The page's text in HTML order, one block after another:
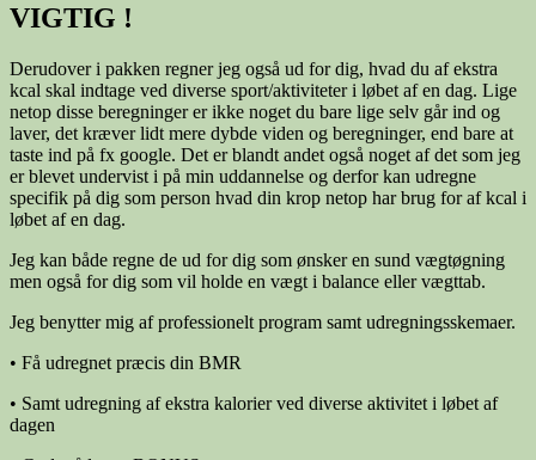
VIGTIG !
Derudover i pakken regner jeg også ud for dig, hvad du af ekstra
kcal skal indtage ved diverse sport/aktiviteter i løbet af en dag. Lige
netop disse beregninger er ikke noget du bare lige selv går ind og
laver, det kræver lidt mere dybde viden og beregninger, end bare at
taste ind på fx google. Det er blandt andet også noget af det som jeg
er blevet undervist i på min uddannelse og derfor kan udregne
specifik på dig som person hvad din krop netop har brug for af kcal i
løbet af en dag.
Jeg kan både regne de ud for dig som ønsker en sund vægtøgning
men også for dig som vil holde en vægt i balance eller vægttab.
Jeg benytter mig af professionelt program samt udregningsskemaer.
• Få udregnet præcis din BMR
• Samt udregning af ekstra kalorier ved diverse aktivitet i løbet af
dagen